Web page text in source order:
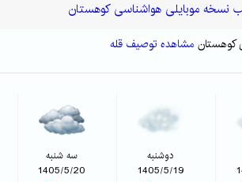
نسخه موبایلی هواشناسی کوهستان
مشاهده توصیف قله
دوشنبه
1405/5/19
سه شنبه
1405/5/20